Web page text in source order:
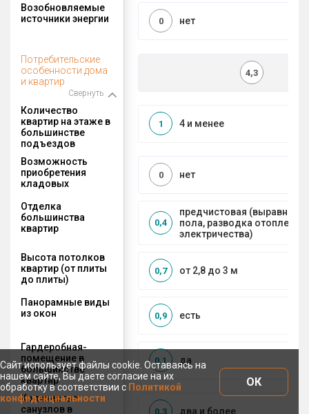
Возобновляемые
источники энергии
нет
0
Потребительские
особенности дома
и квартир
Свернуть
4,3
Количество
квартир на этаже в
большинстве
подъездов
4 и менее
1
Возможность
приобретения
кладовых
нет
0
Отделка
большинства
квартир
предчистовая
пола, разводка отопления
электричества)
0,4
Высота потолков
квартир (от плиты
до плиты)
от 2,8 до 3 м
0,7
Панорамные виды
из окон
есть
0,9
Гардеробная-
помещение в
большинстве
квартир
да
0,1
Количество
санузлов в
два и более
0,3
Сайт использует файлы cookie. Оставаясь на
нашем сайте, Вы даете согласие на их
обработку в соответствии с Политикой
конфиденциальности
ОК